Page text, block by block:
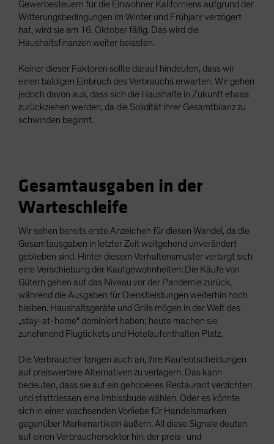
Gewerbesteuern für die Einwohner Kaliforniens aufgrund der
Witterungsbedingungen im Winter und Frühjahr verzögert
hat, wird sie am 16. Oktober fällig. Das wird die
Haushaltsfinanzen weiter belasten.
Keiner dieser Faktoren sollte darauf hindeuten, dass wir
einen baldigen Einbruch des Verbrauchs erwarten. Wir gehen
jedoch davon aus, dass sich die Haushalte in Zukunft etwas
zurückziehen werden, da die Solidität ihrer Gesamtbilanz zu
schwinden beginnt.
Gesamtausgaben in der
Warteschleife
Wir sehen bereits erste Anzeichen für diesen Wandel, da die
Gesamtausgaben in letzter Zeit weitgehend unverändert
geblieben sind. Hinter diesem Verhaltensmuster verbirgt sich
eine Verschiebung der Kaufgewohnheiten: Die Käufe von
Gütern gehen auf das Niveau vor der Pandemie zurück,
während die Ausgaben für Dienstleistungen weiterhin hoch
bleiben. Haushaltsgeräte und Grills mögen in der Welt des
„stay-at-home“ dominiert haben; heute machen sie
zunehmend Flugtickets und Hotelaufenthalten Platz.
Die Verbraucher fangen auch an, ihre Kaufentscheidungen
auf preiswertere Alternativen zu verlagern. Das kann
bedeuten, dass sie auf ein gehobenes Restaurant verzichten
und stattdessen eine Imbissbude wählen. Oder es könnte
sich in einer wachsenden Vorliebe für Handelsmarken
gegenüber Markenartikeln äußern. All diese Signale deuten
auf einen Verbrauchersektor hin, der preis- und